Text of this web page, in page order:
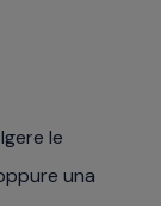
le
una